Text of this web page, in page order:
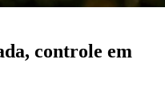
controle em